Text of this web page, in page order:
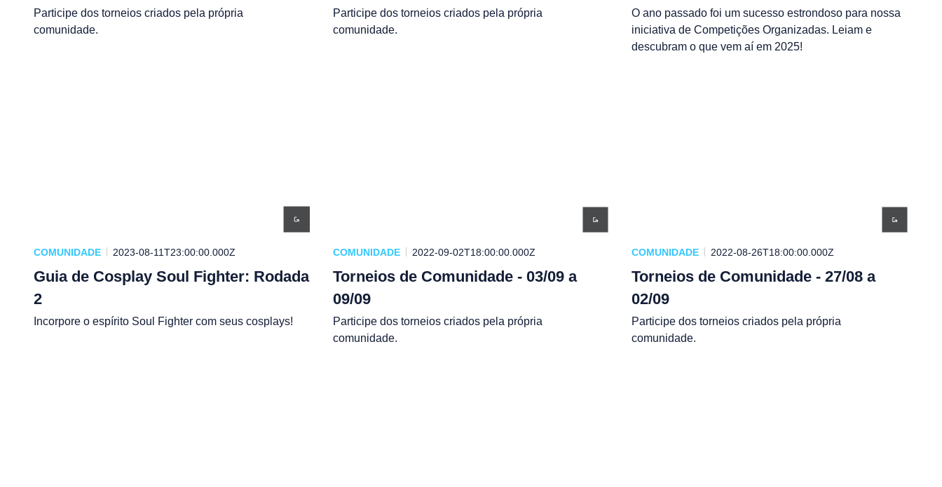
Participe dos torneios criados pela própria
comunidade.
Participe dos torneios criados pela própria
comunidade.
O ano passado foi um sucesso estrondoso para nossa
iniciativa de Competições Organizadas. Leiam e
descubram o que vem aí em 2025!
COMUNIDADE 2023-08-11T23:00:00.000Z
Guia de Cosplay Soul Fighter: Rodada
2
Incorpore o espírito Soul Fighter com seus cosplays!
COMUNIDADE 2022-09-02T18:00:00.000Z
Torneios de Comunidade - 03/09 a
09/09
Participe dos torneios criados pela própria
comunidade.
COMUNIDADE 2022-08-26T18:00:00.000Z
Torneios de Comunidade - 27/08 a
02/09
Participe dos torneios criados pela própria
comunidade.